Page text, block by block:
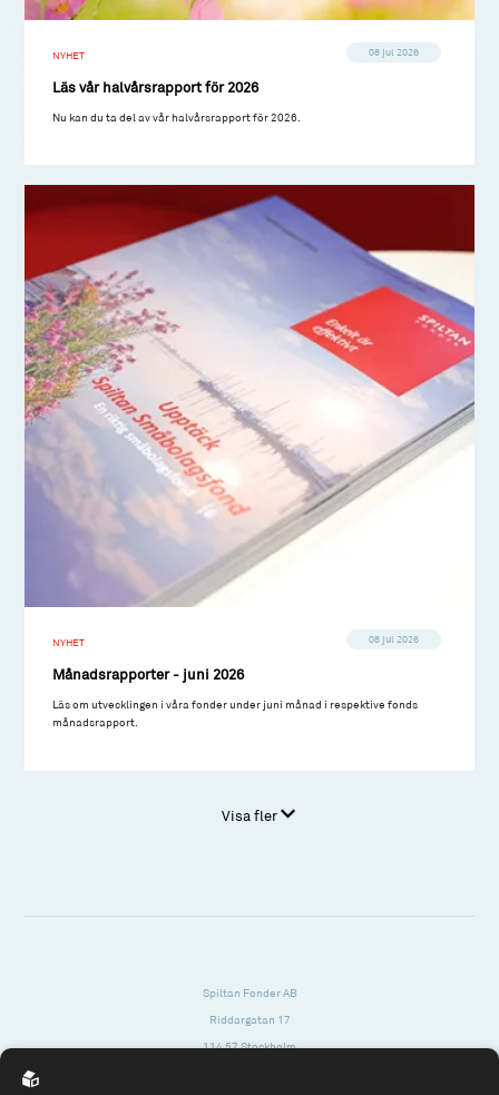
NYHET 08 jul 2026
Läs vår halvårsrapport för 2026
Nu kan du ta del av vår halvårsrapport för 2026.
NYHET 08 jul 2026
Månadsrapporter - juni 2026
Läs om utvecklingen i våra fonder under juni månad i respektive fonds
månadsrapport.
Visa fler
Spiltan Fonder AB
Riddargatan 17
114 57 Stockholm